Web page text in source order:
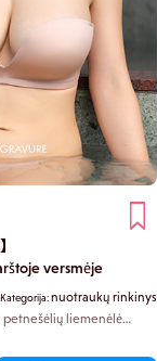
versmėje
Kategorija:nuotraukų rinkinys
petnešėlių liemenėlė